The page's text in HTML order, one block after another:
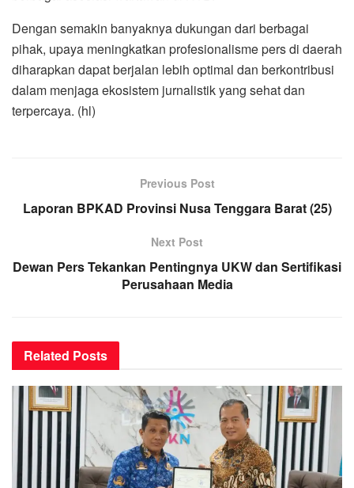
Dengan semakin banyaknya dukungan dari berbagai
pihak, upaya meningkatkan profesionalisme pers di daerah
diharapkan dapat berjalan lebih optimal dan berkontribusi
dalam menjaga ekosistem jurnalistik yang sehat dan
terpercaya. (hl)
Previous Post
Laporan BPKAD Provinsi Nusa Tenggara Barat (25)
Next Post
Dewan Pers Tekankan Pentingnya UKW dan Sertifikasi
Perusahaan Media
Related Posts